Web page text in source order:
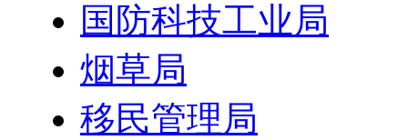
国防科技工业局
烟草局
移民管理局